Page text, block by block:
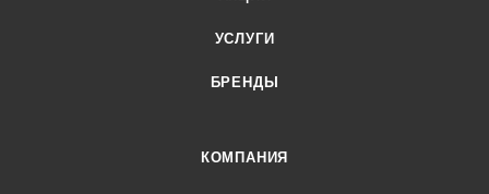
УСЛУГИ
БРЕНДЫ
КОМПАНИЯ